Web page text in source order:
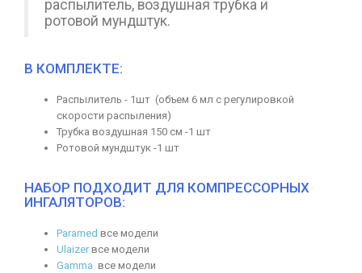
распылитель, воздушная трубка и
ротовой мундштук.
В КОМПЛЕКТЕ:
Распылитель - 1шт (объем 6 мл с регулировкой
скорости распыления)
Трубка воздушная 150 см -1 шт
Ротовой мундштук -1 шт
НАБОР ПОДХОДИТ ДЛЯ КОМПРЕССОРНЫХ
ИНГАЛЯТОРОВ:
Paramed все модели
Ulaizerвсе модели
Gamma все модели